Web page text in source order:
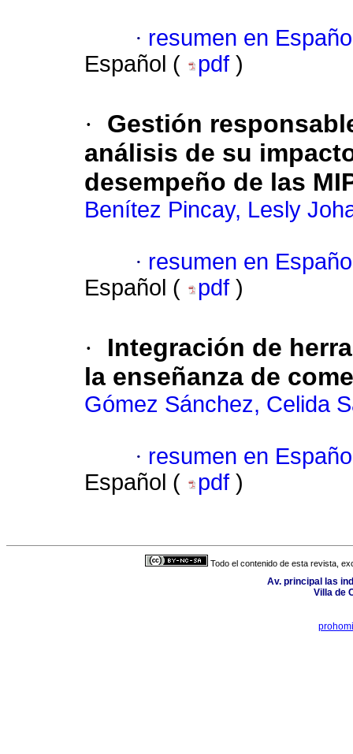
· resumen en
Español (
pdf )
·
Gestión
análisis de su
desempeño de las
Benítez Pincay, Lesly
· resumen en
Español (
pdf )
·
Integración de
la enseñanza de
Gómez Sánchez, Celida
· resumen en
Español (
pdf )
Todo el contenido de esta revista,
Av. principal las
Villa de